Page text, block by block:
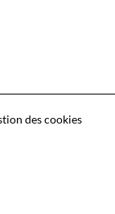
des cookies